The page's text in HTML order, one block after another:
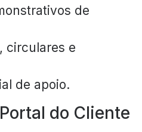
de
circulares e
de apoio.
do Cliente